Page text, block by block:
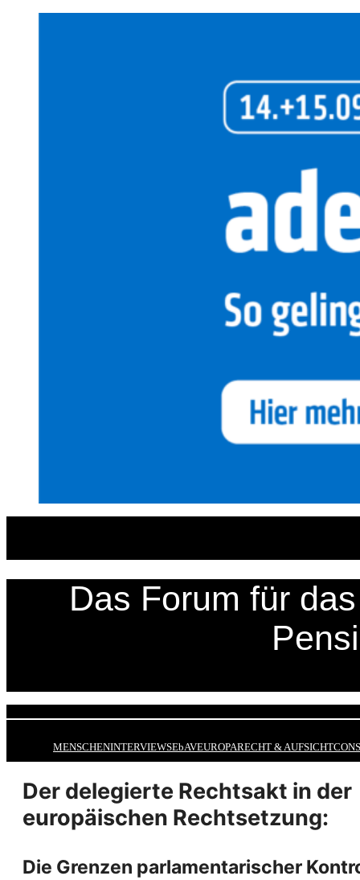
Das Forum für
MENSCHENINTERVIEWSEbAVEUROPARECHT & AUFSICHT
Der delegierte Rechtsakt in der
europäischen Rechtsetzung:
Die Grenzen parlamentarischer